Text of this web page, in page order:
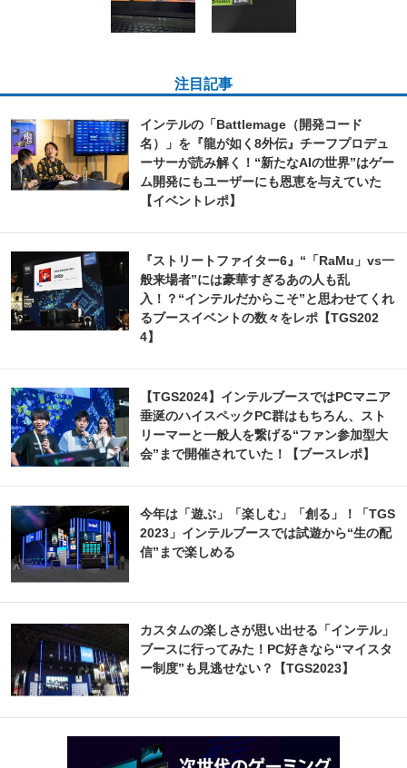
注目記事
インテルの「Battlemage（開発コード
名）」を『龍が如く8外伝』チーフプロデュ
ーサーが読み解く！“新たなAIの世界”はゲー
ム開発にもユーザーにも恩恵を与えていた
【イベントレポ】
『ストリートファイター6』“「RaMu」vs一
般来場者”には豪華すぎるあの人も乱
入！？“インテルだからこそ”と思わせてくれ
るブースイベントの数々をレポ【TGS202
4】
【TGS2024】インテルブースではPCマニア
垂涎のハイスペックPC群はもちろん、スト
リーマーと一般人を繋げる“ファン参加型大
会”まで開催されていた！【ブースレポ】
今年は「遊ぶ」「楽しむ」「創る」！「TGS
2023」インテルブースでは試遊から“生の配
信”まで楽しめる
カスタムの楽しさが思い出せる「インテル」
ブースに行ってみた！PC好きなら“マイスタ
ー制度”も見逃せない？【TGS2023】